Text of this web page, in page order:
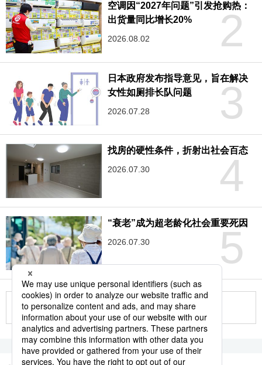
2
空调因“2027年问题”引发抢购热：
出货量同比增长20%
2026.08.02
3
日本政府发布指导意见，旨在解决
女性如厕排长队问题
2026.07.28
4
找房的硬性条件，折射出社会百态
2026.07.30
5
“衰老”成为超老龄化社会重要死因
2026.07.30
更多